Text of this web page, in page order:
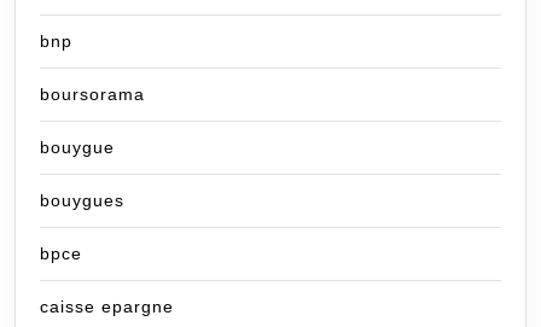
bnp
boursorama
bouygue
bouygues
bpce
caisse epargne